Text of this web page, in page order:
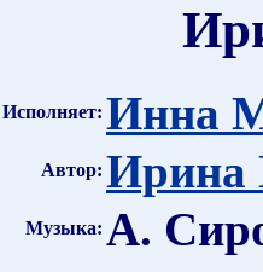
Исполняет: Инна
Автор: Ирина
Музыка: А.